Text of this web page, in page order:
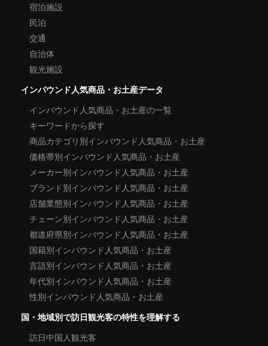
宿泊施設
民泊
交通
自治体
観光施設
インバウンド人気商品・お土産データ
インバウンド人気商品・お土産の一覧
キーワードから探す
商品カテゴリ別インバウンド人気商品・お土産
価格帯別インバウンド人気商品・お土産
メーカー別インバウンド人気商品・お土産
ブランド別インバウンド人気商品・お土産
店舗業態別インバウンド人気商品・お土産
チェーン別インバウンド人気商品・お土産
都道府県別インバウンド人気商品・お土産
国籍別インバウンド人気商品・お土産
言語別インバウンド人気商品・お土産
年代別インバウンド人気商品・お土産
性別インバウンド人気商品・お土産
国・地域別で訪日観光客の特性を理解する
訪日中国人観光客